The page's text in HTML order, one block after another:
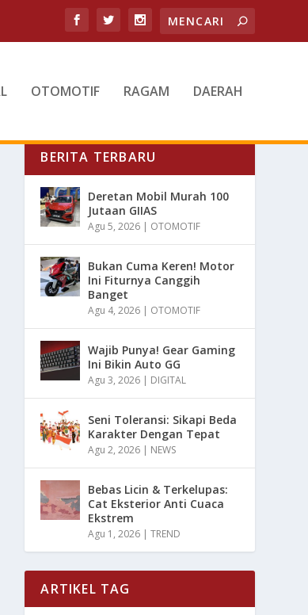
OTOMOTIF RAGAM DAERAH
BERITA TERBARU
Deretan Mobil Murah 100
Jutaan GIIAS
Agu 5, 2026 | OTOMOTIF
Bukan Cuma Keren! Motor
Ini Fiturnya Canggih
Banget
Agu 4, 2026 | OTOMOTIF
Wajib Punya! Gear Gaming
Ini Bikin Auto GG
Agu 3, 2026 | DIGITAL
Seni Toleransi: Sikapi Beda
Karakter Dengan Tepat
Agu 2, 2026 | NEWS
Bebas Licin & Terkelupas:
Cat Eksterior Anti Cuaca
Ekstrem
Agu 1, 2026 |TREND
ARTIKEL TAG